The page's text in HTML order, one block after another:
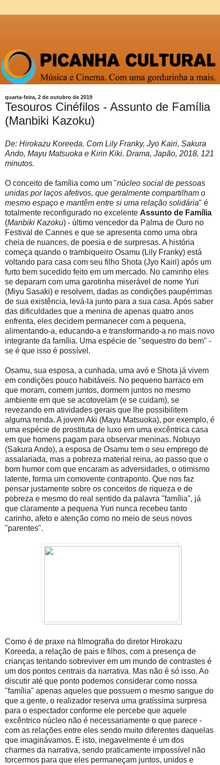
quarta-feira, 2 de outubro de 2019
Tesouros Cinéfilos - Assunto de Família
(Manbiki Kazoku)
De: Hirokazu Koreeda. Com Lily Franky, Jyo Kairi, Sakura
Ando, Mayu Matsuoka e Kirin Kiki. Drama, Japão, 2018, 121
minutos.
O conceito de família como um "núcleo social de pessoas
unidas por laços afetivos, que geralmente compartilham o
mesmo espaço e mantêm entre si uma relação solidária" é
totalmente reconfigurado no excelente Assunto de Família
(Manbiki Kazoku) - último vencedor da Palma de Ouro no
Festival de Cannes e que se apresenta como uma obra
cheia de nuances, de poesia e de surpresas. A história
começa quando o trambiqueiro Osamu (Lily Franky) está
voltando para casa com seu filho Shota (Jyo Kairi) após um
furto bem sucedido feito em um mercado. No caminho eles
se deparam com uma garotinha miserável de nome Yuri
(Miyu Sasaki) e resolvem, dadas as condições paupérrimas
de sua existência, levá-la junto para a sua casa. Após saber
das dificuldades que a menina de apenas quatro anos
enfrenta, eles decidem permanecer com a pequena,
alimentando-a, educando-a e transformando-a no mais novo
integrante da família. Uma espécie de "sequestro do bem" -
se é que isso é possível.
Osamu, sua esposa, a cunhada, uma avó e Shota já vivem
em condições pouco habitáveis. No pequeno barraco em
que moram, comem juntos, dormem juntos no mesmo
ambiente em que se acotovelam (e se cuidam), se
revezando em atividades gerais que lhe possibilitem
alguma renda. A jovem Aki (Mayu Matsuoka), por exemplo, é
uma espécie de prostituta de luxo em uma excêntrica casa
em que homens pagam para observar meninas. Nobuyo
(Sakura Ando), a esposa de Osamu tem o seu emprego de
assalariada, mas a pobreza material reina, ao passo que o
bom humor com que encaram as adversidades, o otimismo
latente, forma um comovente contraponto. Que nos faz
pensar justamente sobre os conceitos de riqueza e de
pobreza e mesmo do real sentido da palavra "família", já
que claramente a pequena Yuri nunca recebeu tanto
carinho, afeto e atenção como no meio de seus novos
"parentes".
Como é de praxe na filmografia do diretor Hirokazu
Koreeda, a relação de pais e filhos, com a presença de
crianças tentando sobreviver em um mundo de contrastes é
um dos pontos centrais da narrativa. Mas não é só isso. Ao
discutir até que ponto podemos considerar como nossa
"família" apenas aqueles que possuem o mesmo sangue do
que a gente, o realizador reserva uma gratíssima surpresa
para o espectador conforme ele percebe que aquele
excêntrico núcleo não é necessariamente o que parece -
com as relações entre eles sendo muito diferentes daquelas
que imaginávamos. E isto, inegavelmente é um dos
charmes da narrativa, sendo praticamente impossível não
torcermos para que eles permaneçam juntos, unidos e